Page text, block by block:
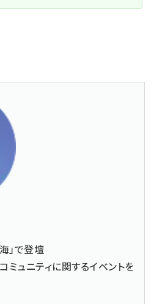
」で登壇
ミュニティに関するイベントを